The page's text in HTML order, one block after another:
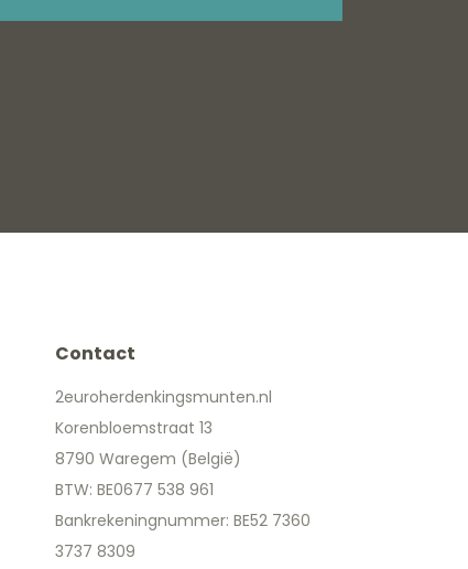
Contact
2euroherdenkingsmunten.nl
Korenbloemstraat 13
8790 Waregem (België)
BTW: BE0677 538 961
Bankrekeningnummer: BE52 7360
3737 8309